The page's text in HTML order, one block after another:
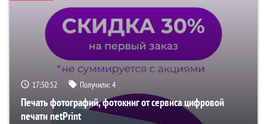
17:50:51 Получили:4
Печать фотографий, фотокниг от сервиса цифровой
печати netPrint